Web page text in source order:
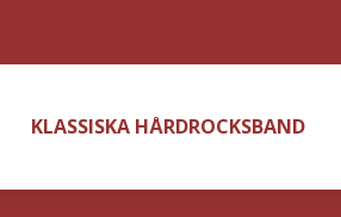
KLASSISKA HÅRDROCKSBAND